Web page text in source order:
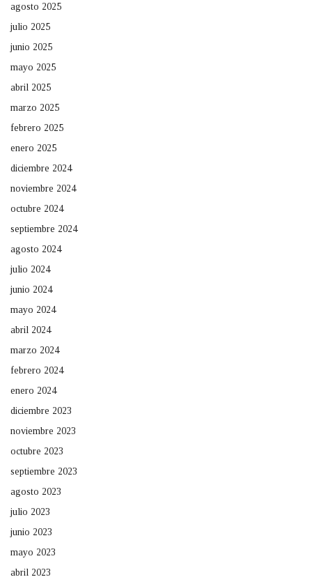
agosto 2025
julio 2025
junio 2025
mayo 2025
abril 2025
marzo 2025
febrero 2025
enero 2025
diciembre 2024
noviembre 2024
octubre 2024
septiembre 2024
agosto 2024
julio 2024
junio 2024
mayo 2024
abril 2024
marzo 2024
febrero 2024
enero 2024
diciembre 2023
noviembre 2023
octubre 2023
septiembre 2023
agosto 2023
julio 2023
junio 2023
mayo 2023
abril 2023